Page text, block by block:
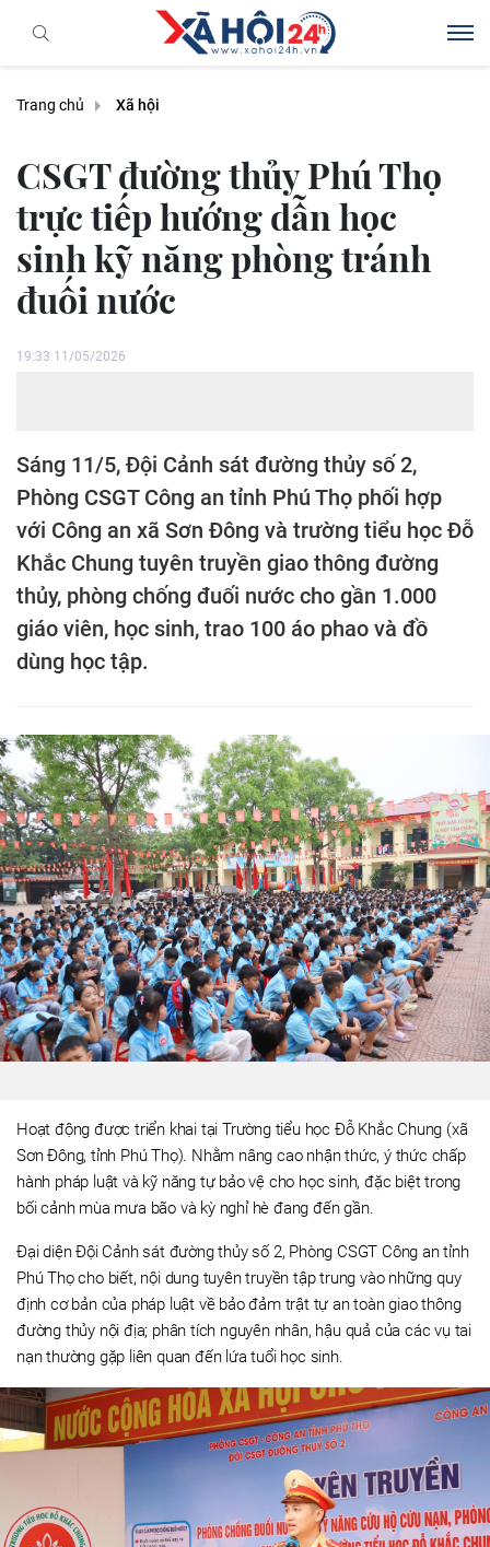
Trang chủ Xã hội
CSGT đường thủy Phú Thọ
trực tiếp hướng dẫn học
sinh kỹ năng phòng tránh
đuối nước
19:33 11/05/2026
Sáng 11/5, Đội Cảnh sát đường thủy số 2,
Phòng CSGT Công an tỉnh Phú Thọ phối hợp
với Công an xã Sơn Đông và trường tiểu học Đỗ
Khắc Chung tuyên truyền giao thông đường
thủy, phòng chống đuối nước cho gần 1.000
giáo viên, học sinh, trao 100 áo phao và đồ
dùng học tập.
Hoạt động được triển khai tại Trường tiểu học Đỗ Khắc Chung (xã
Sơn Đông, tỉnh Phú Thọ). Nhằm nâng cao nhận thức, ý thức chấp
hành pháp luật và kỹ năng tự bảo vệ cho học sinh, đặc biệt trong
bối cảnh mùa mưa bão và kỳ nghỉ hè đang đến gần.
Đại diện Đội Cảnh sát đường thủy số 2, Phòng CSGT Công an tỉnh
Phú Thọ cho biết, nội dung tuyên truyền tập trung vào những quy
định cơ bản của pháp luật về bảo đảm trật tự an toàn giao thông
đường thủy nội địa; phân tích nguyên nhân, hậu quả của các vụ tai
nạn thường gặp liên quan đến lứa tuổi học sinh.